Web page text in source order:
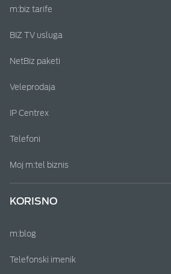
m:biz tarife
BIZ TV usluga
NetBiz paketi
Veleprodaja
IP Centrex
Telefoni
Moj m:tel biznis
KORISNO
m:blog
Telefonski imenik